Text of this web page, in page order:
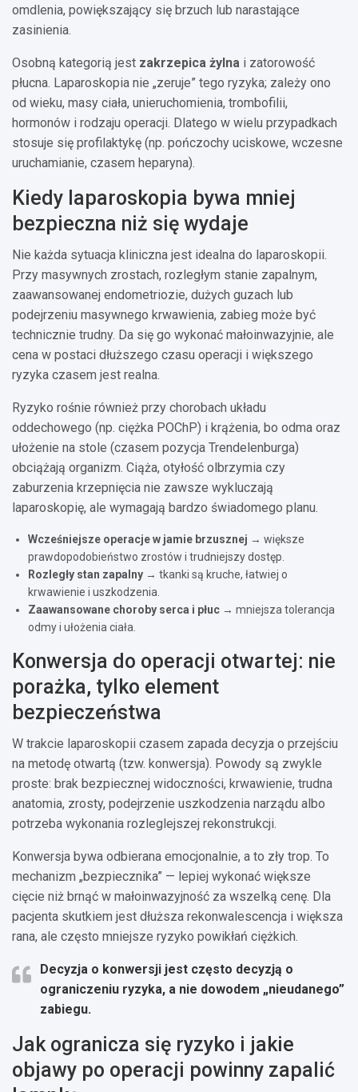
omdlenia, powiększający się brzuch lub narastające
zasinienia.
Osobną kategorią jest zakrzepica żylna i zatorowość
płucna. Laparoskopia nie „zeruje” tego ryzyka; zależy ono
od wieku, masy ciała, unieruchomienia, trombofilii,
hormonów i rodzaju operacji. Dlatego w wielu przypadkach
stosuje się profilaktykę (np. pończochy uciskowe, wczesne
uruchamianie, czasem heparyna).
Kiedy laparoskopia bywa mniej
bezpieczna niż się wydaje
Nie każda sytuacja kliniczna jest idealna do laparoskopii.
Przy masywnych zrostach, rozległym stanie zapalnym,
zaawansowanej endometriozie, dużych guzach lub
podejrzeniu masywnego krwawienia, zabieg może być
technicznie trudny. Da się go wykonać małoinwazyjnie, ale
cena w postaci dłuższego czasu operacji i większego
ryzyka czasem jest realna.
Ryzyko rośnie również przy chorobach układu
oddechowego (np. ciężka POChP) i krążenia, bo odma oraz
ułożenie na stole (czasem pozycja Trendelenburga)
obciążają organizm. Ciąża, otyłość olbrzymia czy
zaburzenia krzepnięcia nie zawsze wykluczają
laparoskopię, ale wymagają bardzo świadomego planu.
Wcześniejsze operacje w jamie brzusznej → większe
prawdopodobieństwo zrostów i trudniejszy dostęp.
Rozległy stan zapalny → tkanki są kruche, łatwiej o
krwawienie i uszkodzenia.
Zaawansowane choroby serca i płuc → mniejsza tolerancja
odmy i ułożenia ciała.
Konwersja do operacji otwartej: nie
porażka, tylko element
bezpieczeństwa
W trakcie laparoskopii czasem zapada decyzja o przejściu
na metodę otwartą (tzw. konwersja). Powody są zwykle
proste: brak bezpiecznej widoczności, krwawienie, trudna
anatomia, zrosty, podejrzenie uszkodzenia narządu albo
potrzeba wykonania rozleglejszej rekonstrukcji.
Konwersja bywa odbierana emocjonalnie, a to zły trop. To
mechanizm „bezpiecznika” — lepiej wykonać większe
cięcie niż brnąć w małoinwazyjność za wszelką cenę. Dla
pacjenta skutkiem jest dłuższa rekonwalescencja i większa
rana, ale często mniejsze ryzyko powikłań ciężkich.
Decyzja o konwersji jest często decyzją o
ograniczeniu ryzyka, a nie dowodem „nieudanego”
zabiegu.
Jak ogranicza się ryzyko i jakie
objawy po operacji powinny zapalić